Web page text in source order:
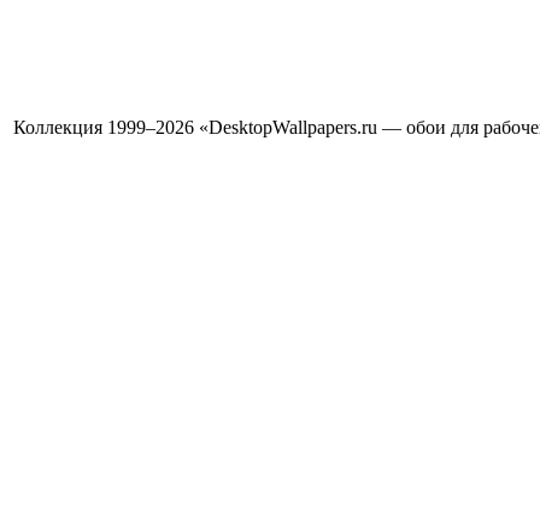
Коллекция 1999–2026 «DesktopWallpapers.ru — обои для